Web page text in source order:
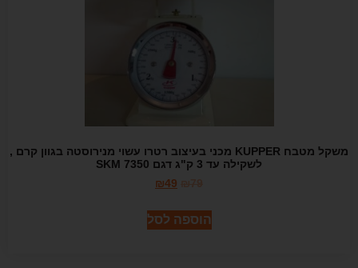
משקל מטבח KUPPER מכני בעיצוב רטרו עשוי מנירוסטה בגוון קרם ,
לשקילה עד 3 ק"ג דגם SKM 7350
₪49
הוספה לסל